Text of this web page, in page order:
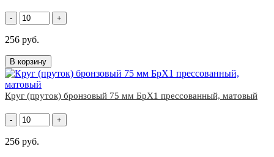
- +
256 руб.
В корзину
Круг (пруток) бронзовый 75 мм БрХ1 прессованный, матовый
- +
256 руб.